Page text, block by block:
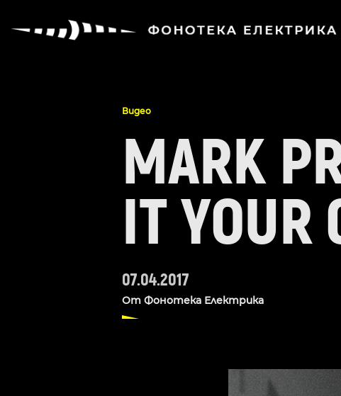
Видео
MARK
IT
07.04.2017
От Фонотека Електрика